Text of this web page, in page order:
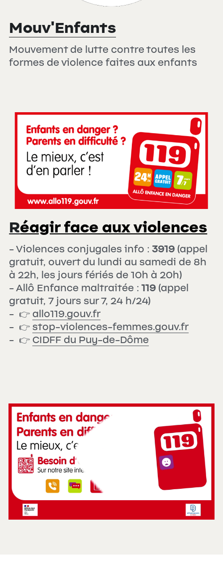
Mouv'Enfants
Mouvement de lutte contre toutes les
formes de violence faites aux enfants
Réagir face aux violences
- Violences conjugales info : 3919 (appel
gratuit, ouvert du lundi au samedi de 8h
à 22h, les jours fériés de 10h à 20h)
- Allô Enfance maltraitée : 119 (appel
gratuit, 7 jours sur 7, 24 h/24)
- 👉 allo119.gouv.fr
- 👉 stop-violences-femmes.gouv.fr
- 👉 CIDFF du Puy-de-Dôme